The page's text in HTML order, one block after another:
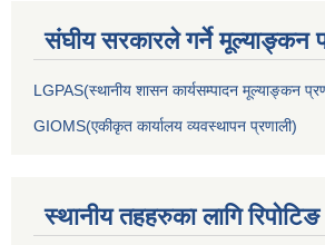
संघीय सरकारले गर्ने मूल्याङ्कन
LGPAS(स्थानीय शासन कार्यसम्पादन मूल्याङ्कन
GIOMS(एकीकृत कार्यालय व्यवस्थापन प्रणाली)
स्थानीय तहहरुका लागि रिपोटिङ